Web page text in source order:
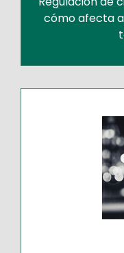
cómo afecta